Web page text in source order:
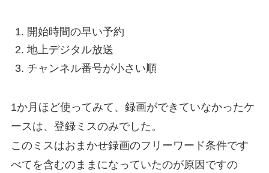
開始時間の早い予約
地上デジタル放送
チャンネル番号が小さい順
1か月ほど使ってみて、録画ができていなかったケ
ースは、登録ミスのみでした。
このミスはおまかせ録画のフリーワード条件です
べてを含むのままになっていたのが原因ですの